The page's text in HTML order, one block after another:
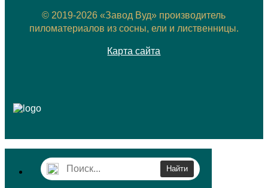
© 2019-2026 «Завод Вуд» производитель
пиломатериалов из сосны, ели и лиственницы.
Карта сайта